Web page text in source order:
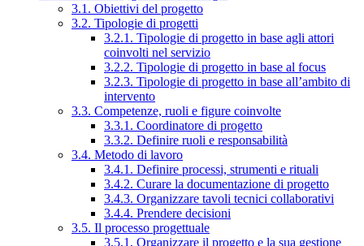
3.1. Obiettivi del progetto
3.2. Tipologie di progetti
3.2.1. Tipologie di progetto in base agli attori
coinvolti nel servizio
3.2.2. Tipologie di progetto in base al focus
3.2.3. Tipologie di progetto in base all’ambito di
intervento
3.3. Competenze, ruoli e figure coinvolte
3.3.1. Coordinatore di progetto
3.3.2. Definire ruoli e responsabilità
3.4. Metodo di lavoro
3.4.1. Definire processi, strumenti e rituali
3.4.2. Curare la documentazione di progetto
3.4.3. Organizzare tavoli tecnici collaborativi
3.4.4. Prendere decisioni
3.5. Il processo progettuale
3.5.1. Organizzare il progetto e la sua gestione